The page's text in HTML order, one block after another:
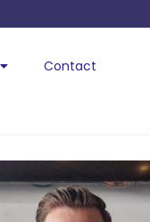
Contact